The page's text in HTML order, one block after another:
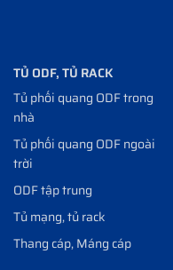
TỦ ODF, TỦ RACK
Tủ phối quang ODF trong
nhà
Tủ phối quang ODF ngoài
trời
ODF tập trung
Tủ mạng, tủ rack
Thang cáp, Máng cáp